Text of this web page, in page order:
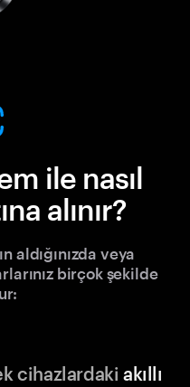
ile nasıl
alınır?
aldığınızda veya
birçok şekilde
cihazlardakiakıllı